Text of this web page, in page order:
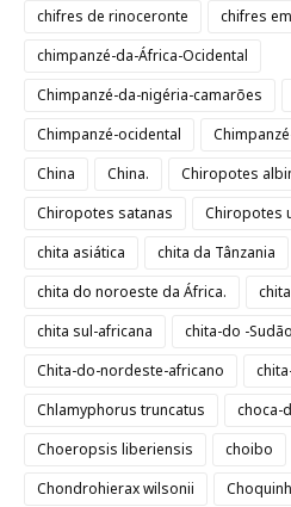
chifres de rinoceronte
chifres
chimpanzé-da-África-Ocidental
Chimpanzé-da-nigéria-camarões
Chimpanzé-ocidental
China
China.
Chiropotes
Chiropotes satanas
Chiropotes
chita asiática
chita da Tânzania
chita do noroeste da África.
chita sul-africana
chita-do -Sudão
Chita-do-nordeste-africano
Chlamyphorus truncatus
choca-
Choeropsis liberiensis
choibo
Chondrohierax wilsonii